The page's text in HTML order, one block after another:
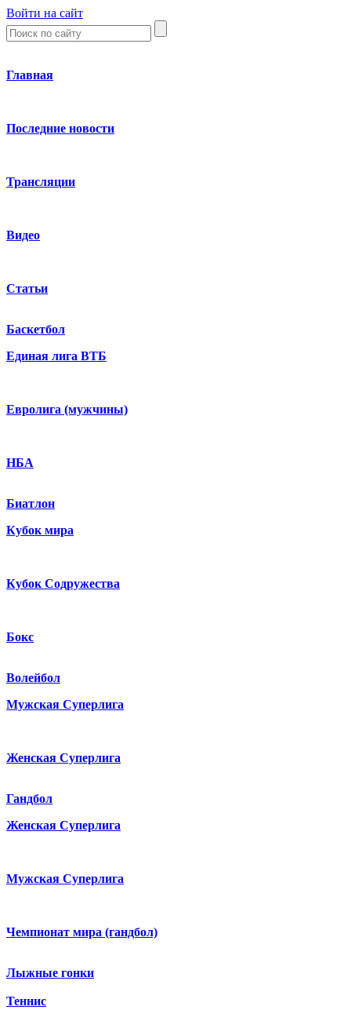
Войти на сайт
Главная
Последние новости
Трансляции
Видео
Статьи
Баскетбол
Единая лига ВТБ
Евролига (мужчины)
НБА
Биатлон
Кубок мира
Кубок Содружества
Бокс
Волейбол
Мужская Суперлига
Женская Суперлига
Гандбол
Женская Суперлига
Мужская Суперлига
Чемпионат мира (гандбол)
Лыжные гонки
Теннис